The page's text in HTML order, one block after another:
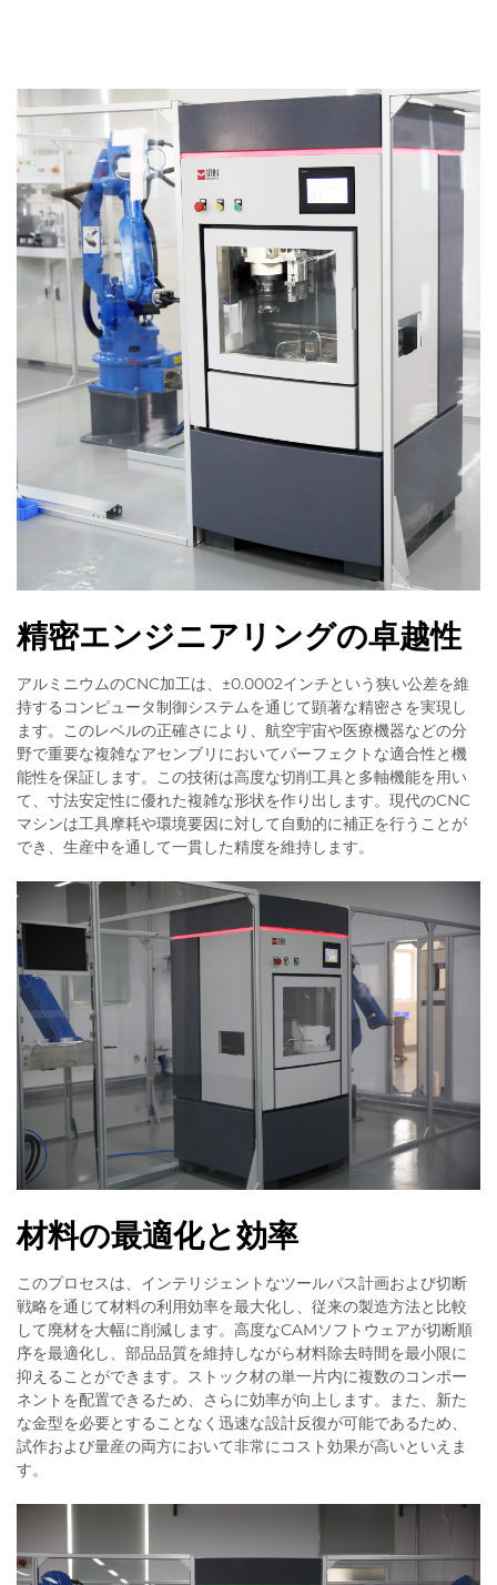
精密エンジニアリングの卓越性
アルミニウムのCNC加工は、±0.0002インチという狭い公差を維
持するコンピュータ制御システムを通じて顕著な精密さを実現し
ます。このレベルの正確さにより、航空宇宙や医療機器などの分
野で重要な複雑なアセンブリにおいてパーフェクトな適合性と機
能性を保証します。この技術は高度な切削工具と多軸機能を用い
て、寸法安定性に優れた複雑な形状を作り出します。現代のCNC
マシンは工具摩耗や環境要因に対して自動的に補正を行うことが
でき、生産中を通して一貫した精度を維持します。
材料の最適化と効率
このプロセスは、インテリジェントなツールパス計画および切断
戦略を通じて材料の利用効率を最大化し、従来の製造方法と比較
して廃材を大幅に削減します。高度なCAMソフトウェアが切断順
序を最適化し、部品品質を維持しながら材料除去時間を最小限に
抑えることができます。ストック材の単一片内に複数のコンポー
ネントを配置できるため、さらに効率が向上します。また、新た
な金型を必要とすることなく迅速な設計反復が可能であるため、
試作および量産の両方において非常にコスト効果が高いといえま
す。